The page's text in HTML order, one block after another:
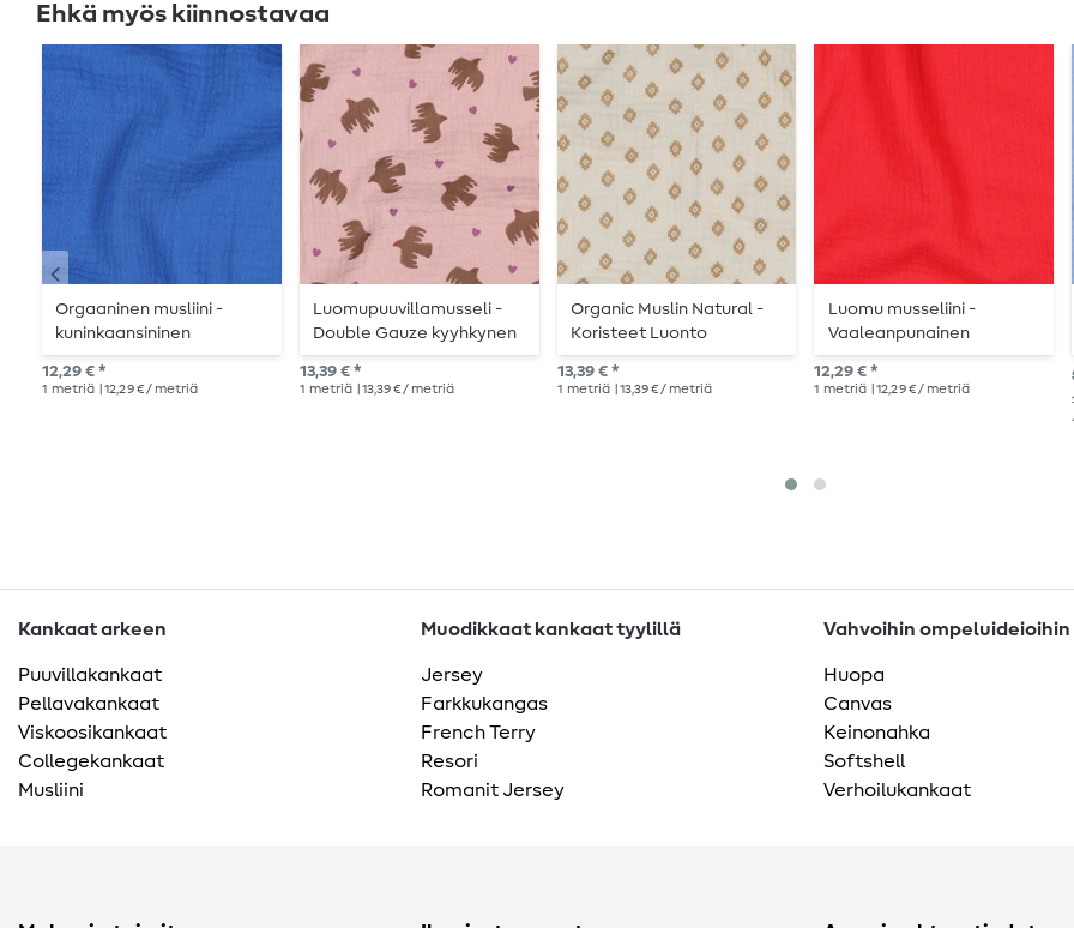
Ehkä myös kiinnostavaa
Orgaaninen musliini -
kuninkaansininen
12,29 € *
1 metriä | 12,29 € / metriä
Luomupuuvillamusseli -
Double Gauze kyyhkynen
vanha roosa
13,39 € *
1 metriä | 13,39 € / metriä
Organic Muslin Natural -
Koristeet Luonto
13,39 € *
1 metriä | 13,39 € / metriä
Luomu musseliini -
Vaaleanpunainen
12,29 € *
1 metriä | 12,29 € / metriä
Kankaat arkeen
Puuvillakankaat
Pellavakankaat
Viskoosikankaat
Collegekankaat
Musliini
Muodikkaat kankaat tyylillä
Jersey
Farkkukangas
French Terry
Resori
Romanit Jersey
Vahvoihin ompeluideioihin
Huopa
Canvas
Keinonahka
Softshell
Verhoilukankaat